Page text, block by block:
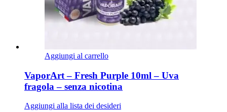
Aggiungi al carrello
VaporArt – Fresh Purple 10ml – Uva
fragola – senza nicotina
Aggiungi alla lista dei desideri